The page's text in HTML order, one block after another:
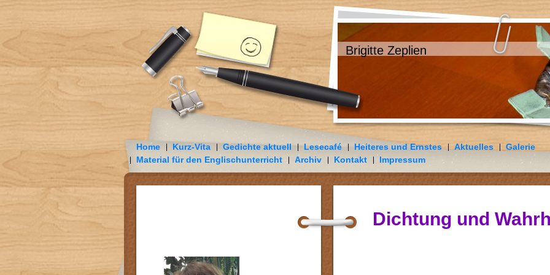
Brigitte Zeplien
Home Kurz-Vita Gedichte aktuell Lesecafé Heiteres und Ernstes Aktuelles
Galerie
Material für den Englischunterricht
Archiv Kontakt Impressum
Dichtung und